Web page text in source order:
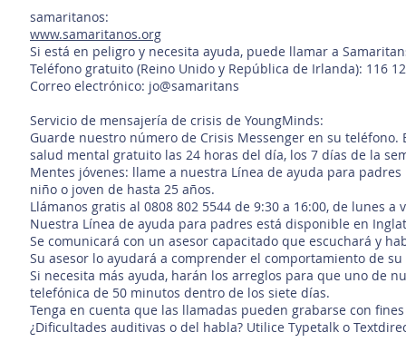
samaritanos:
www.samaritanos.org
Si está en peligro y necesita ayuda, puede llamar a
Teléfono gratuito (Reino Unido y República de Irlanda): 116
Correo electrónico: jo@samaritans
Servicio de mensajería de crisis de YoungMinds:
Guarde nuestro número de Crisis Messenger en su
salud mental gratuito las 24 horas del día, los 7 días de la
Mentes jóvenes: llame a nuestra Línea de ayuda para
niño o joven de hasta 25 años.
Llámanos gratis al 0808 802 5544 de 9:30 a 16:00, de lunes a
Nuestra Línea de ayuda para padres está disponible en
Se comunicará con un asesor capacitado que escuchará y
Su asesor lo ayudará a comprender el comportamiento de
Si necesita más ayuda, harán los arreglos para que uno de
telefónica de 50 minutos dentro de los siete días.
Tenga en cuenta que las llamadas pueden grabarse con
¿Dificultades auditivas o del habla? Utilice Typetalk o